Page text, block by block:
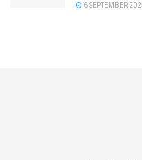
6 SEPTEMBER